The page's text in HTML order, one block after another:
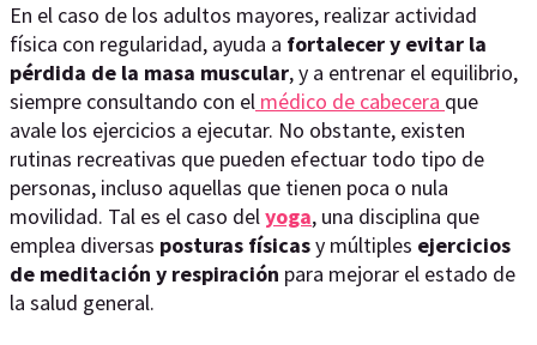
En el caso de los adultos mayores, realizar actividad
física con regularidad, ayuda a fortalecer y evitar la
pérdida de la masa muscular, y a entrenar el equilibrio,
siempre consultando con el médico de cabecera que
avale los ejercicios a ejecutar. No obstante, existen
rutinas recreativas que pueden efectuar todo tipo de
personas, incluso aquellas que tienen poca o nula
movilidad. Tal es el caso delyoga, una disciplina que
emplea diversas posturas físicasy múltiples ejercicios
de meditación y respiración para mejorar el estado de
la salud general.